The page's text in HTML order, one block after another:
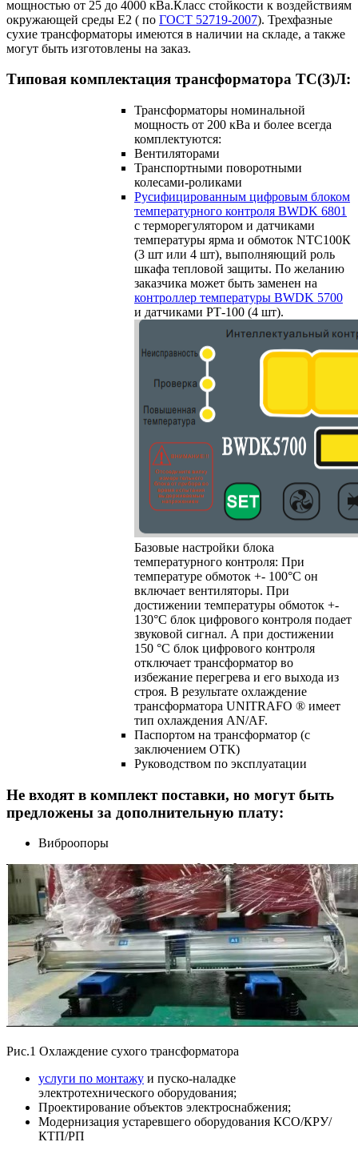
мощностью от 25 до 4000 кВа.Класс стойкости к воздействиям
окружающей среды Е2 ( по ГОСТ 52719-2007). Трехфазные
сухие трансформаторы имеются в наличии на складе, а также
могут быть изготовлены на заказ.
Типовая комплектация трансформатора ТС(З)Л:
Трансформаторы номинальной
мощность от 200 кВа и более всегда
комплектуются:
Вентиляторами
Транспортными поворотными
колесами-роликами
Русифицированным цифровым блоком
температурного контроля BWDK 6801
с терморегулятором и датчиками
температуры ярма и обмоток NTC100К
(3 шт или 4 шт), выполняющий роль
шкафа тепловой защиты. По желанию
заказчика может быть заменен на
контроллер температуры BWDK 5700
и датчиками РТ-100 (4 шт).
Базовые настройки блока
температурного контроля: При
температуре обмоток +- 100°C он
включает вентиляторы. При
достижении температуры обмоток +-
130°C блок цифрового контроля подает
звуковой сигнал. А при достижении
150 °C блок цифрового контроля
отключает трансформатор во
избежание перегрева и его выхода из
строя. В результате охлаждение
трансформатора UNITRAFO ® имеет
тип охлаждения AN/AF.
Паспортом на трансформатор (с
заключением ОТК)
Руководством по эксплуатации
Не входят в комплект поставки, но могут быть
предложены за дополнительную плату:
Виброопоры
Рис.1 Охлаждение сухого трансформатора
услуги по монтажу и пуско-наладке
электротехнического оборудования;
Проектирование объектов электроснабжения;
Модернизация устаревшего оборудования КСО/КРУ/
КТП/РП